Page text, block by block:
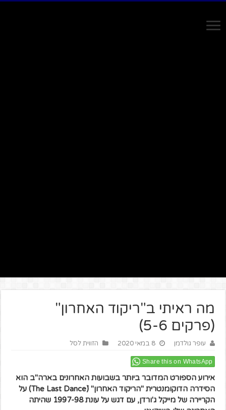
מה ראיתי ב"ריקוד האחרון"
(פרקים 5-6)
עופר גולדמן 8 במאי 2020 הזווית לסל
Share this on WhatsApp
אירוע הספורט המדובר ביותר בשבועות האחרונים בארה"ב הוא
הסידרה הדוקומנטרית "הריקוד האחרון" (The Last Danceׂׂ) על
הקריירה של מייקל ג'ורדן, עם דגש על עונת 1997-98 שהיתה